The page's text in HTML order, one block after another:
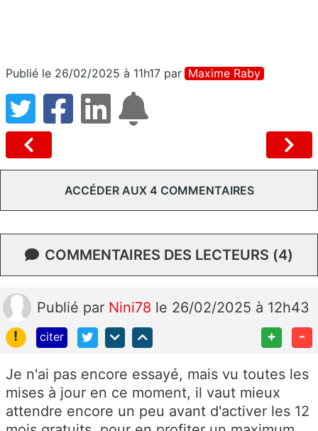
Publié le 26/02/2025 à 11h17 par Maxime Raby
ACCÉDER AUX 4 COMMENTAIRES
COMMENTAIRES DES LECTEURS (4)
Publié par Nini78 le 26/02/2025 à 12h43
!
citer + -
Je n'ai pas encore essayé, mais vu toutes les
mises à jour en ce moment, il vaut mieux
attendre encore un peu avant d'activer les 12